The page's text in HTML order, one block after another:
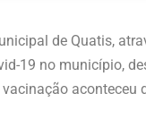
de Quatis,
19 no município,